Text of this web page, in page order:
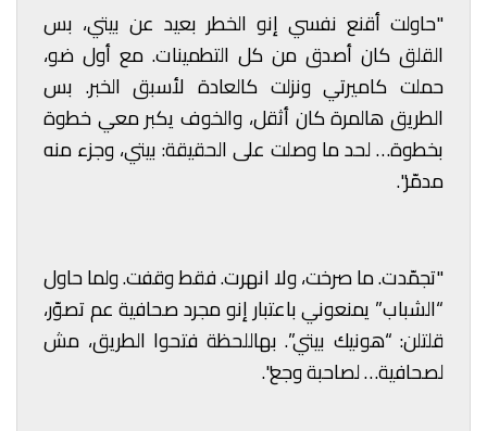
"حاولت أقنع نفسي إنو الخطر بعيد عن بيتي، بس
القلق كان أصدق من كل التطمينات. مع أول ضو،
حملت كاميرتي ونزلت كالعادة لأسبق الخبر. بس
الطريق هالمرة كان أثقل، والخوف يكبر معي خطوة
بخطوة… لحد ما وصلت على الحقيقة: بيتي، وجزء منه
مدمّر".
"تجمّدت. ما صرخت، ولا انهرت. فقط وقفت. ولما حاول
“الشباب” يمنعوني باعتبار إنو مجرد صحافية عم تصوّر،
قلتلن: “هونيك بيتي”. بهاللحظة فتحوا الطريق، مش
لصحافية… لصاحبة وجع".